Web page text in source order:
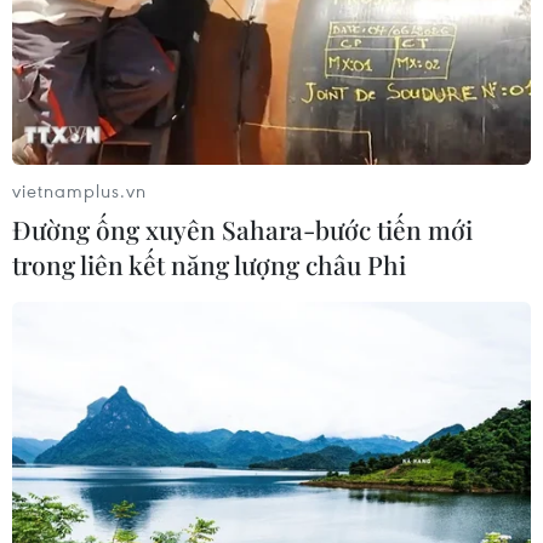
chưa từng có tiền lệ với TikTok
05/08/2026 13:31
Cảng hàng không Quảng Trị tăng
tốc, hướng tới mục tiêu khai thác
cuối năm 2026
05/08/2026 10:59
05/08/2026 09:48
Nhà bán lẻ thời trang trực tuyến lớn
nhất châu Âu thu hẹp dự báo lợi
vietnamplus.vn
Đường ống xuyên Sahara-bước tiến mới
trong liên kết năng lượng châu Phi